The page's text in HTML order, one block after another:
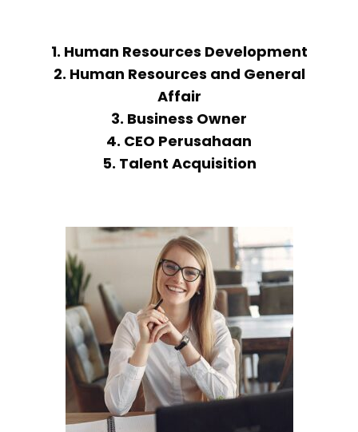
1. Human Resources Development
2. Human Resources and General
Affair
3. Business Owner
4. CEO Perusahaan
5. Talent Acquisition